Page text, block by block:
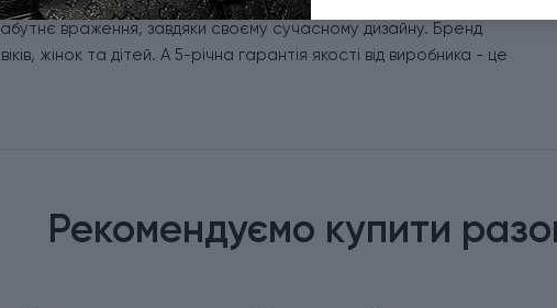
враження, завдяки своєму сучасному дизайну. Бренд
жінок та дітей. А 5-річна гарантія якості від виробника - це
Рекомендуємо купити